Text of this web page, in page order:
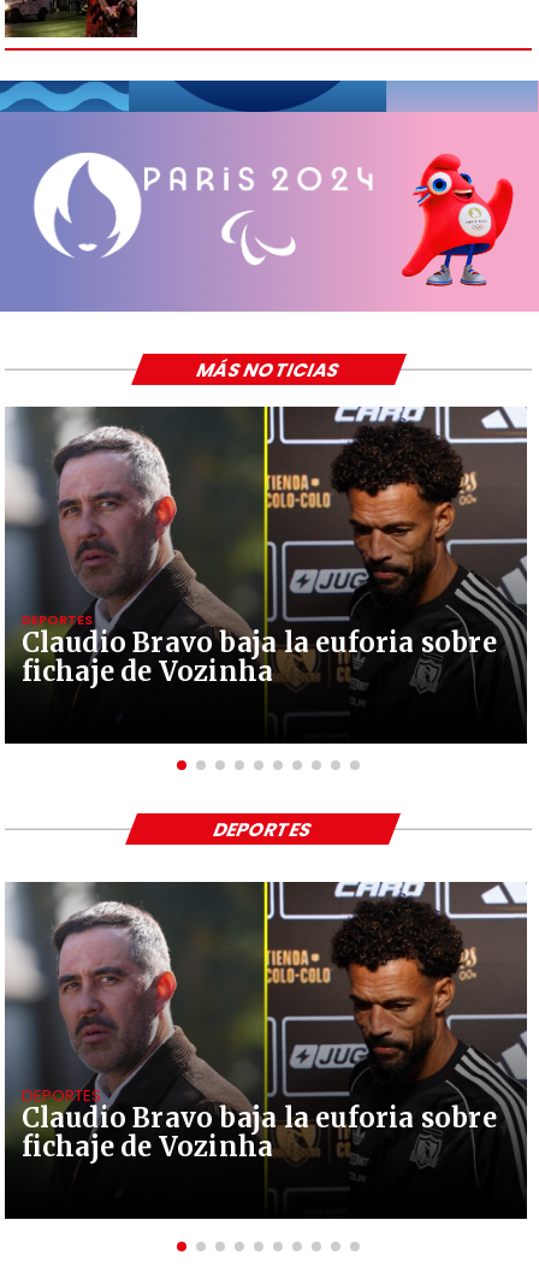
Claudio Bravo baja la euforia sobre
fichaje de Vozinha
DEPORTES
MÁS NOTICIAS
Claudio Bravo baja la euforia sobre
fichaje de Vozinha
DEPORTES
DEPORTES